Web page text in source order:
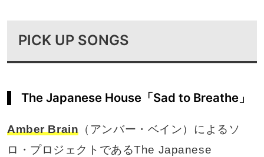
PICK UP SONGS
The Japanese House「Sad to Breathe」
Amber Brain （アンバー・ベイン）によるソ
ロ・プロジェクトであるThe Japanese